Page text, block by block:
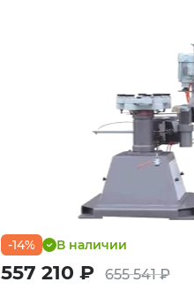
-14% В наличии
557 210 ₽ 655 541 ₽